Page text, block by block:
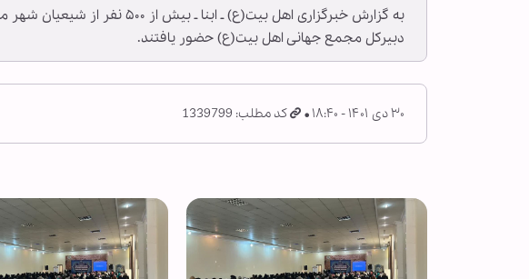
به گزارش خبرگزاری اهل
دبیرکل مجمع جهانی اهل بیت(ع) حضور یافتند.
۳۰ دی ۱۴۰۱ - ۱۸:۴۰ کد مطلب: 1339799